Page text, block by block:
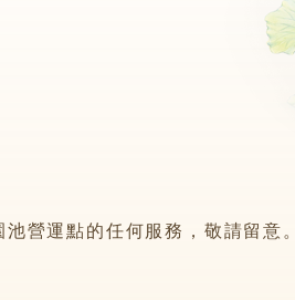
營運點的任何服務，敬請留意。